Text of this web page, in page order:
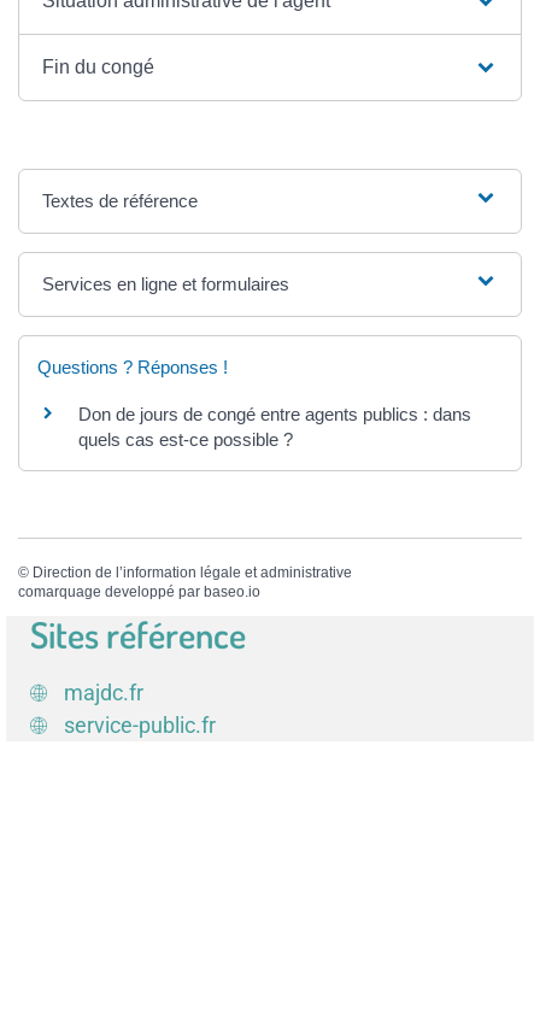
Fin du congé
Textes de référence
Services en ligne et formulaires
Questions ? Réponses !
Don de jours de congé entre agents publics : dans
quels cas est-ce possible ?
© Direction de l’information légale et administrative
comarquage developpé par baseo.io
Sites référence
majdc.fr
service-public.fr